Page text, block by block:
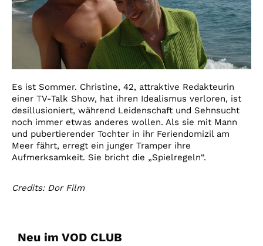
Es ist Sommer. Christine, 42, attraktive Redakteurin
einer TV-Talk Show, hat ihren Idealismus verloren, ist
desillusioniert, während Leidenschaft und Sehnsucht
noch immer etwas anderes wollen. Als sie mit Mann
und pubertierender Tochter in ihr Feriendomizil am
Meer fährt, erregt ein junger Tramper ihre
Aufmerksamkeit. Sie bricht die „Spielregeln“.
Credits: Dor Film
Neu im VOD CLUB